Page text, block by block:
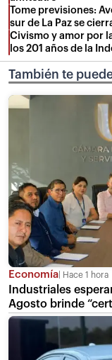
Tome previsiones:
sur de La Paz se
Civismo y amor por
los 201 años de la
También te
Economía Hace 1 hora
Industriales
Agosto brinde